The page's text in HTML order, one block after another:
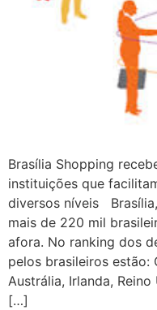
Brasília Shopping
instituições que
diversos níveis
mais de 220 mil
afora. No ranking dos
pelos brasileiros estão:
Austrália, Irlanda,
[…]